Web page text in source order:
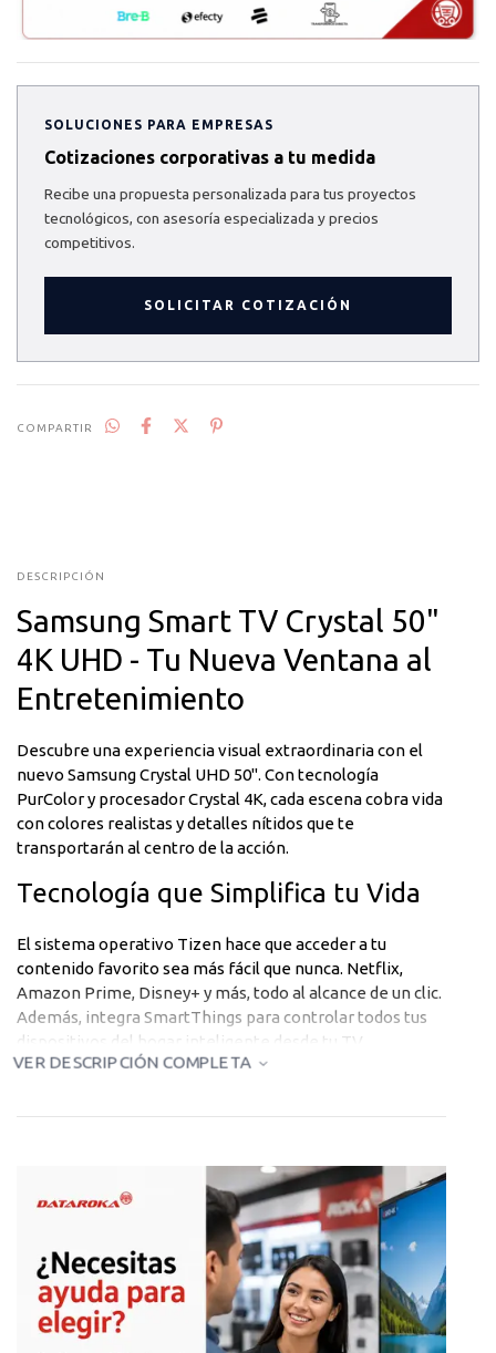
SOLUCIONES PARA EMPRESAS
Cotizaciones corporativas a tu medida
Recibe una propuesta personalizada para tus proyectos
tecnológicos, con asesoría especializada y precios
competitivos.
SOLICITAR COTIZACIÓN
COMPARTIR
DESCRIPCIÓN
Samsung Smart TV Crystal 50"
4K UHD - Tu Nueva Ventana al
Entretenimiento
Descubre una experiencia visual extraordinaria con el
nuevo Samsung Crystal UHD 50". Con tecnología
PurColor y procesador Crystal 4K, cada escena cobra vida
con colores realistas y detalles nítidos que te
transportarán al centro de la acción.
Tecnología que Simplifica tu Vida
El sistema operativo Tizen hace que acceder a tu
contenido favorito sea más fácil que nunca. Netflix,
Amazon Prime, Disney+ y más, todo al alcance de un clic.
Además, integra SmartThings para controlar todos tus
dispositivos del hogar inteligente desde tu TV.
Simple
Su diseño minimalista en negro pulido complementa
cualquier espacio. La instalación es rápida y sencilla, y
viene con todo lo necesario para empezar a disfrutar
Conectividad Total
3 puertos HDMI, conexión WiFi, Bluetooth y puerto USB
VER DESCRIPCIÓN COMPLETA